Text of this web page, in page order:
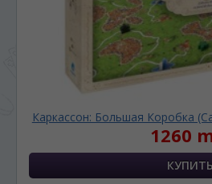
Каркассон: Большая Коробка
1260